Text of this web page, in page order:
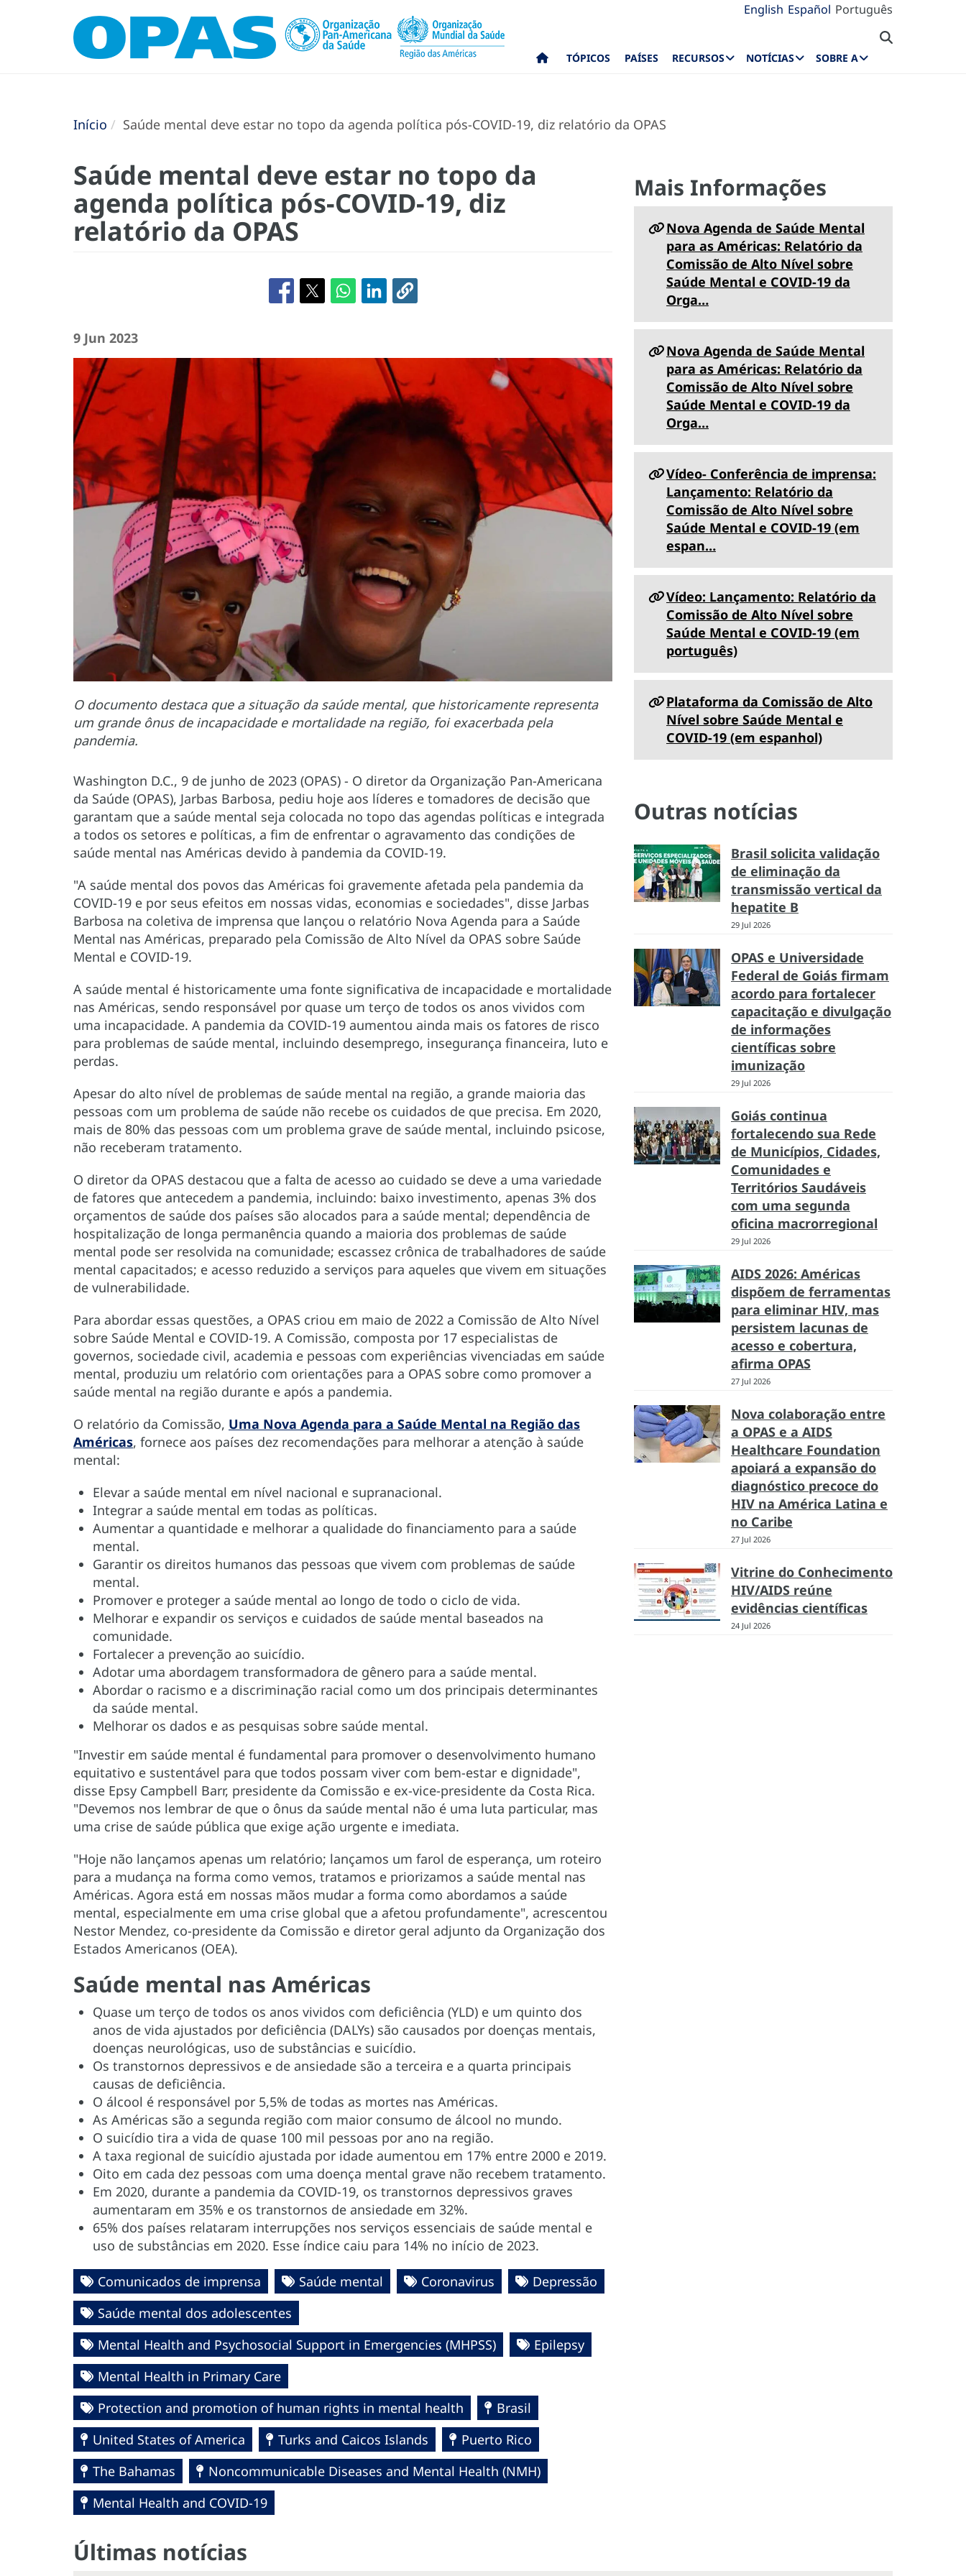
English Español Português
TÓPICOS PAÍSES RECURSOS NOTÍCIAS SOBRE A
Início Saúde mental deve estar no topo da agenda política pós-COVID-19, diz relatório da OPAS
Saúde mental deve estar no topo da
agenda política pós-COVID-19, diz
relatório da OPAS
9 Jun 2023
O documento destaca que a situação da saúde mental, que historicamente representa
um grande ônus de incapacidade e mortalidade na região, foi exacerbada pela
pandemia.
Washington D.C., 9 de junho de 2023 (OPAS) - O diretor da Organização Pan-Americana
da Saúde (OPAS), Jarbas Barbosa, pediu hoje aos líderes e tomadores de decisão que
garantam que a saúde mental seja colocada no topo das agendas políticas e integrada
a todos os setores e políticas, a fim de enfrentar o agravamento das condições de
saúde mental nas Américas devido à pandemia da COVID-19.
"A saúde mental dos povos das Américas foi gravemente afetada pela pandemia da
COVID-19 e por seus efeitos em nossas vidas, economias e sociedades", disse Jarbas
Barbosa na coletiva de imprensa que lançou o relatório Nova Agenda para a Saúde
Mental nas Américas, preparado pela Comissão de Alto Nível da OPAS sobre Saúde
Mental e COVID-19.
A saúde mental é historicamente uma fonte significativa de incapacidade e mortalidade
nas Américas, sendo responsável por quase um terço de todos os anos vividos com
uma incapacidade. A pandemia da COVID-19 aumentou ainda mais os fatores de risco
para problemas de saúde mental, incluindo desemprego, insegurança financeira, luto e
perdas.
Apesar do alto nível de problemas de saúde mental na região, a grande maioria das
pessoas com um problema de saúde não recebe os cuidados de que precisa. Em 2020,
mais de 80% das pessoas com um problema grave de saúde mental, incluindo psicose,
não receberam tratamento.
O diretor da OPAS destacou que a falta de acesso ao cuidado se deve a uma variedade
de fatores que antecedem a pandemia, incluindo: baixo investimento, apenas 3% dos
orçamentos de saúde dos países são alocados para a saúde mental; dependência de
hospitalização de longa permanência quando a maioria dos problemas de saúde
mental pode ser resolvida na comunidade; escassez crônica de trabalhadores de saúde
mental capacitados; e acesso reduzido a serviços para aqueles que vivem em situações
de vulnerabilidade.
Para abordar essas questões, a OPAS criou em maio de 2022 a Comissão de Alto Nível
sobre Saúde Mental e COVID-19. A Comissão, composta por 17 especialistas de
governos, sociedade civil, academia e pessoas com experiências vivenciadas em saúde
mental, produziu um relatório com orientações para a OPAS sobre como promover a
saúde mental na região durante e após a pandemia.
O relatório da Comissão, Uma Nova Agenda para a Saúde Mental na Região das
Américas, fornece aos países dez recomendações para melhorar a atenção à saúde
mental:
Elevar a saúde mental em nível nacional e supranacional.
Integrar a saúde mental em todas as políticas.
Aumentar a quantidade e melhorar a qualidade do financiamento para a saúde
mental.
Garantir os direitos humanos das pessoas que vivem com problemas de saúde
mental.
Promover e proteger a saúde mental ao longo de todo o ciclo de vida.
Melhorar e expandir os serviços e cuidados de saúde mental baseados na
comunidade.
Fortalecer a prevenção ao suicídio.
Adotar uma abordagem transformadora de gênero para a saúde mental.
Abordar o racismo e a discriminação racial como um dos principais determinantes
da saúde mental.
Melhorar os dados e as pesquisas sobre saúde mental.
"Investir em saúde mental é fundamental para promover o desenvolvimento humano
equitativo e sustentável para que todos possam viver com bem-estar e dignidade",
disse Epsy Campbell Barr, presidente da Comissão e ex-vice-presidente da Costa Rica.
"Devemos nos lembrar de que o ônus da saúde mental não é uma luta particular, mas
uma crise de saúde pública que exige ação urgente e imediata.
"Hoje não lançamos apenas um relatório; lançamos um farol de esperança, um roteiro
para a mudança na forma como vemos, tratamos e priorizamos a saúde mental nas
Américas. Agora está em nossas mãos mudar a forma como abordamos a saúde
mental, especialmente em uma crise global que a afetou profundamente", acrescentou
Nestor Mendez, co-presidente da Comissão e diretor geral adjunto da Organização dos
Estados Americanos (OEA).
Saúde mental nas Américas
Quase um terço de todos os anos vividos com deficiência (YLD) e um quinto dos
anos de vida ajustados por deficiência (DALYs) são causados por doenças mentais,
doenças neurológicas, uso de substâncias e suicídio.
Os transtornos depressivos e de ansiedade são a terceira e a quarta principais
causas de deficiência.
O álcool é responsável por 5,5% de todas as mortes nas Américas.
As Américas são a segunda região com maior consumo de álcool no mundo.
O suicídio tira a vida de quase 100 mil pessoas por ano na região.
A taxa regional de suicídio ajustada por idade aumentou em 17% entre 2000 e 2019.
Oito em cada dez pessoas com uma doença mental grave não recebem tratamento.
Em 2020, durante a pandemia da COVID-19, os transtornos depressivos graves
aumentaram em 35% e os transtornos de ansiedade em 32%.
65% dos países relataram interrupções nos serviços essenciais de saúde mental e
uso de substâncias em 2020. Esse índice caiu para 14% no início de 2023.
Comunicados de imprensa Saúde mental Coronavirus
Depressão
Saúde mental dos adolescentes
Mental Health and Psychosocial Support in Emergencies (MHPSS)
Epilepsy
Mental Health in Primary Care
Protection and promotion of human rights in mental health
Brasil
United States of America
Turks and Caicos Islands
Puerto Rico
The Bahamas
Noncommunicable Diseases and Mental Health (NMH)
Mental Health and COVID-19
Mais Informações
Nova Agenda de Saúde Mental
para as Américas: Relatório da
Comissão de Alto Nível sobre
Saúde Mental e COVID-19 da
Orga…
Nova Agenda de Saúde Mental
para as Américas: Relatório da
Comissão de Alto Nível sobre
Saúde Mental e COVID-19 da
Orga…
Vídeo- Conferência de imprensa:
Lançamento: Relatório da
Comissão de Alto Nível sobre
Saúde Mental e COVID-19 (em
espan…
Vídeo: Lançamento: Relatório da
Comissão de Alto Nível sobre
Saúde Mental e COVID-19 (em
português)
Plataforma da Comissão de Alto
Nível sobre Saúde Mental e
COVID-19 (em espanhol)
Outras notícias
Brasil solicita validação
de eliminação da
transmissão vertical da
hepatite B
29 Jul 2026
OPAS e Universidade
Federal de Goiás firmam
acordo para fortalecer
capacitação e divulgação
de informações
científicas sobre
imunização
29 Jul 2026
Goiás continua
fortalecendo sua Rede
de Municípios, Cidades,
Comunidades e
Territórios Saudáveis
com uma segunda
oficina macrorregional
29 Jul 2026
AIDS 2026: Américas
dispõem de ferramentas
para eliminar HIV, mas
persistem lacunas de
acesso e cobertura,
afirma OPAS
27 Jul 2026
Nova colaboração entre
a OPAS e a AIDS
Healthcare Foundation
apoiará a expansão do
diagnóstico precoce do
HIV na América Latina e
no Caribe
27 Jul 2026
Vitrine do Conhecimento
HIV/AIDS reúne
evidências científicas
24 Jul 2026
Últimas notícias